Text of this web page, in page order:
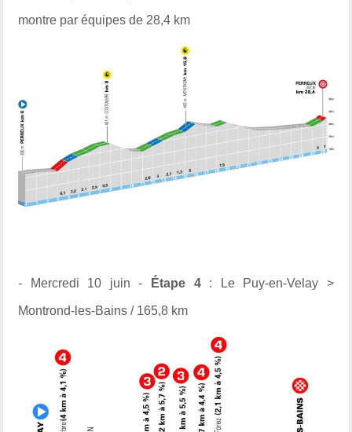
montre par équipes de 28,4 km
- Mercredi 10 juin - Étape 4: Le Puy-en-Velay >
Montrond-les-Bains / 165,8 km